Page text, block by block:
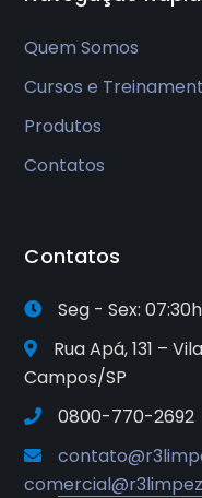
Quem Somos
Cursos e
Produtos
Contatos
Contatos
Seg - Sex:
Rua Apá, 131 –
Campos/SP
0800-770-2692